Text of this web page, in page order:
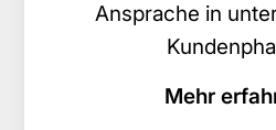
Ansprache in
Mehr